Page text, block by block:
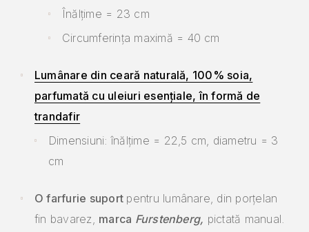
Înălțime = 23 cm
Circumferința maximă = 40 cm
Lumânare din ceară naturală, 100% soia,
parfumată cu uleiuri esențiale, în formă de
trandafir
Dimensiuni: înălțime = 22,5 cm, diametru = 3
cm
O farfurie suport pentru lumânare, din porțelan
fin bavarez, marca Furstenberg, pictată manual.